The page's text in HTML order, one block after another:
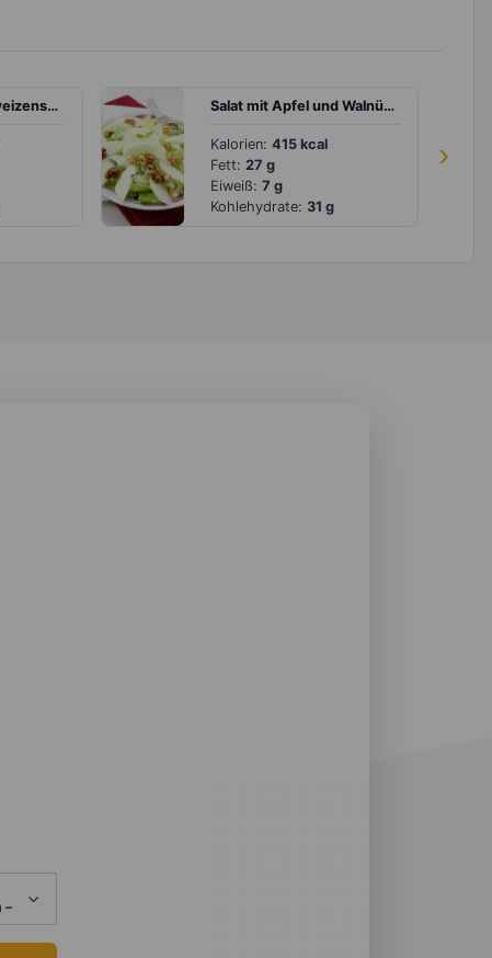
›
Lauwarmer Buchweizensalat mit mediterranem Dressing Salat mit Apfel und Walnüssen
Kalorien: 415 kcal
Fett: 27 g
Eiweiß: 7 g
Kohlehydrate: 31 g